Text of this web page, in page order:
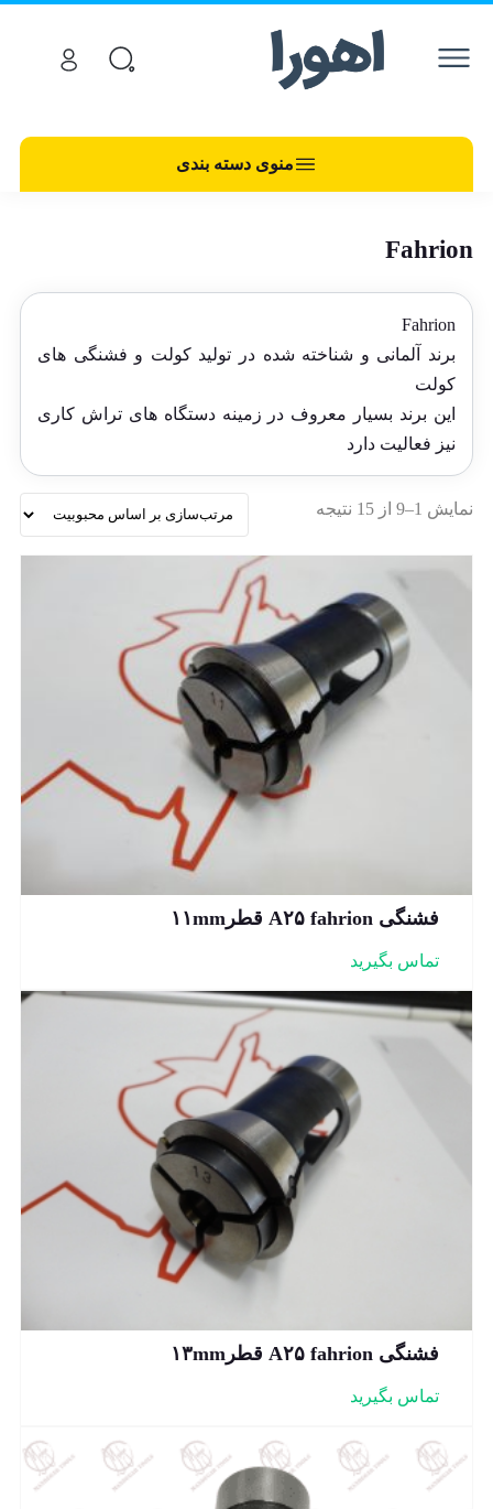
منوی دسته بندی
Fahrion
Fahrion
برند آلمانی و شناخته شده در تولید کولت و فشنگی های
کولت
این برند بسیار معروف در زمینه دستگاه های تراش کاری
نیز فعالیت دارد
نمایش 1–9 از 15 نتیجه
فشنگی A۲۵ fahrion قطر۱۱mm
تماس بگیرید
فشنگی A۲۵ fahrion قطر۱۳mm
تماس بگیرید